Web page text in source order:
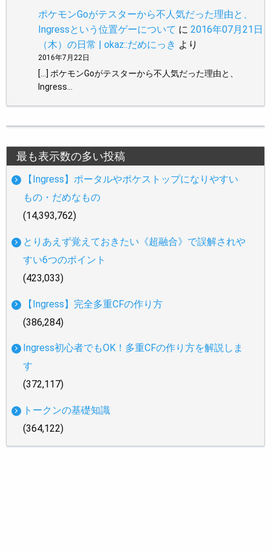
ポケモンGoがテスターから不人気だった理由と、
Ingressという位置ゲーについて に 2016年07月21日
（木）の日常 | okaz::だめにっき より
2016年7月22日
[…] ポケモンGoがテスターから不人気だった理由と、
Ingress…
最も表示数の多い投稿
【Ingress】ポータルやポケストップになりやすい
もの・だめなもの
(14,393,762)
とりあえず覚えておきたい《超融合》で誤解されや
すい6つのポイント
(423,033)
【Ingress】完全多重CFの作り方
(386,284)
Ingress初心者でもOK！多重CFの作り方を解説しま
す
(372,117)
トークンの基礎知識
(364,122)